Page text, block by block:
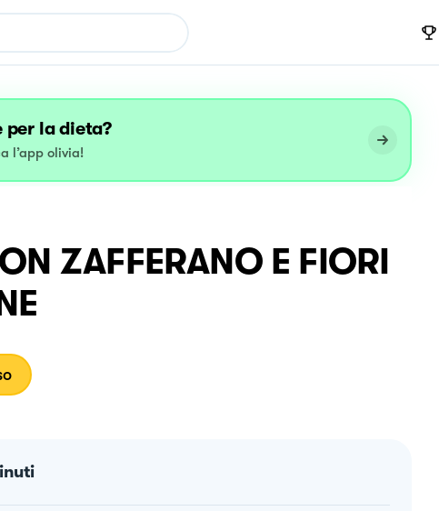
la dieta?
l’app olivia!
ZAFFERANO E FIORI